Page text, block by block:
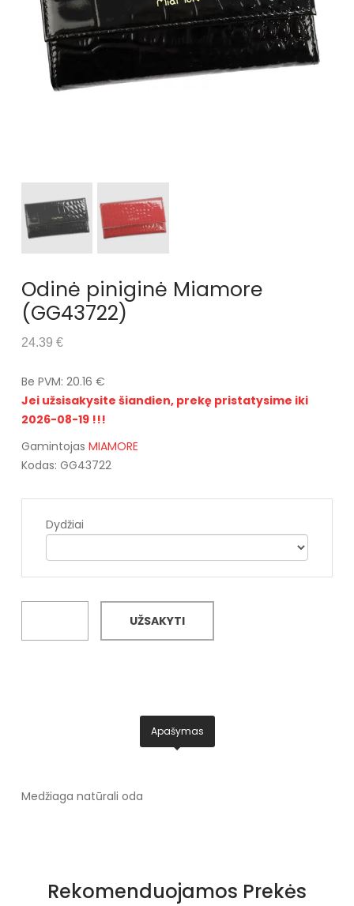
Odinė piniginė Miamore
(GG43722)
24.39 €
Be PVM: 20.16 €
Jei užsisakysite šiandien, prekę pristatysime iki
2026-08-19 !!!
Gamintojas MIAMORE
Kodas: GG43722
Dydžiai
UŽSAKYTI
Apašymas
Medžiaga natūrali oda
Rekomenduojamos Prekės